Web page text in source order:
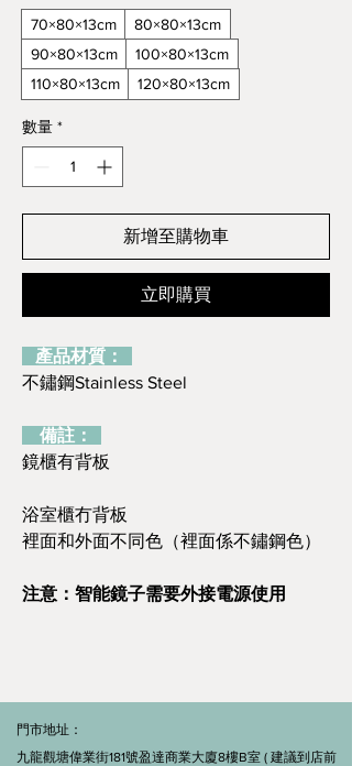
70×80×13cm
80×80×13cm
90×80×13cm
100×80×13cm
110×80×13cm
120×80×13cm
數量 *
新增至購物車
立即購買
產品材質：
不鏽鋼Stainless Steel
備註：
鏡櫃有背板
浴室櫃冇背板
裡面和外面不同色（裡面係不鏽鋼色）
注意：智能鏡子需要外接電源使用
門市地址：
九龍觀塘偉業街181號盈達商業大廈8樓B室 ( 建議到店前